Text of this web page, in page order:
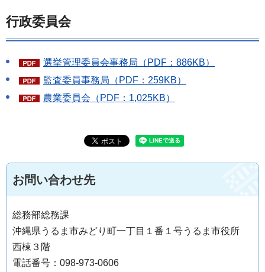
行政委員会
選挙管理委員会事務局（PDF：886KB）
監査委員事務局（PDF：259KB）
農業委員会（PDF：1,025KB）
お問い合わせ先
総務部総務課
沖縄県うるま市みどり町一丁目１番１号うるま市役所
西棟３階
電話番号：098-973-0606